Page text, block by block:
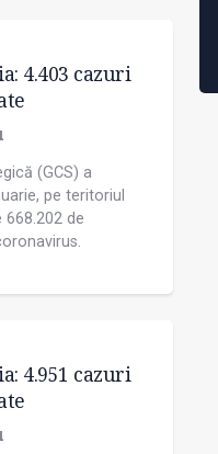
4.403 cazuri
(GCS) a
pe teritoriul
de
4.951 cazuri